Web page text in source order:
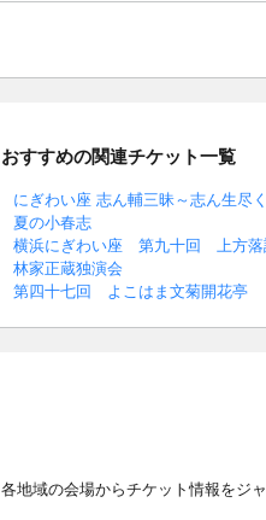
おすすめの関連チケット一覧
にぎわい座 志ん輔三昧～志ん生尽
夏の小春志
横浜にぎわい座 第九十回 上方落
林家正蔵独演会
第四十七回 よこはま文菊開花亭
各地域の会場からチケット情報をジ